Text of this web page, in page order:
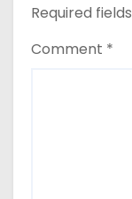
Required
Comment *